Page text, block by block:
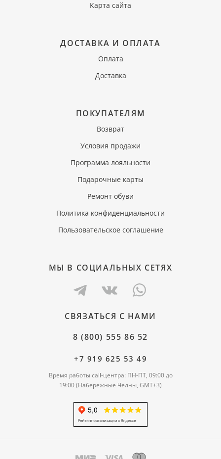
Карта сайта
ДОСТАВКА И ОПЛАТА
Оплата
Доставка
ПОКУПАТЕЛЯМ
Возврат
Условия продажи
Программа лояльности
Подарочные карты
Ремонт обуви
Политика конфиденциальности
Пользовательское соглашение
МЫ В СОЦИАЛЬНЫХ СЕТЯХ
СВЯЗАТЬСЯ С НАМИ
8 (800) 555 86 52
+7 919 625 53 49
Время работы call-центра: ПН-ПТ, 09:00 до
19:00 (Набережные Челны, GMT+3)